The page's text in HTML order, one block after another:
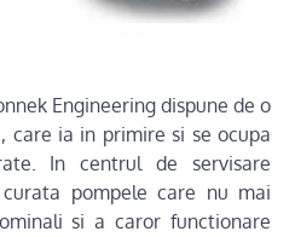
Engineering dispune de o
care ia in primire si se ocupa
In centrul de servisare
pompele care nu mai
si a caror functionare